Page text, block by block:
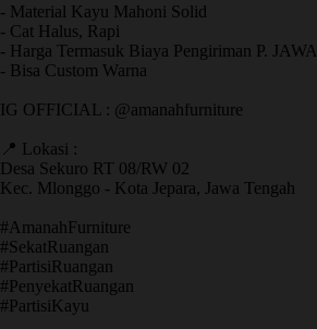
- Material Kayu Mahoni Solid
- Cat Halus, Rapi
- Harga Termasuk Biaya Pengiriman P. JAWA
- Bisa Custom Warna
IG OFFICIAL : @amanahfurniture
📍 Lokasi :
Desa Sekuro RT 08/RW 02
Kec. Mlonggo - Kota Jepara, Jawa Tengah
​#AmanahFurniture
​#SekatRuangan
​#PartisiRuangan
​#PenyekatRuangan
​#PartisiKayu